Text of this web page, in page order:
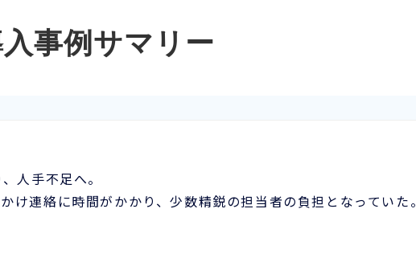
事例サマリー
人手不足へ。
け連絡に時間がかかり、少数精鋭の担当者の負担となっていた。